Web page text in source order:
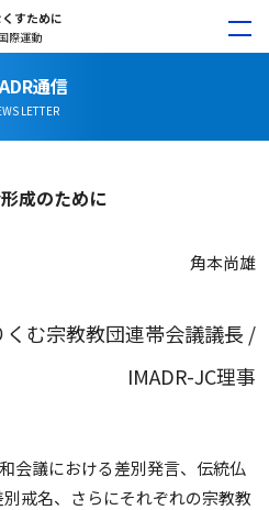
すために
際運動
通信
LETTER
成のために
角本尚雄
くむ宗教教団連帯会議議長 /
IMADR-JC理事
会議における差別発言、伝統仏
戒名、さらにそれぞれの宗教教